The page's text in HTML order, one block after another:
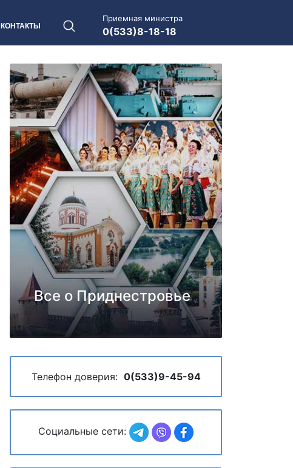
КОНТАКТЫ
Приемная министра
0(533)8-18-18
Все о Приднестровье
Телефон доверия: 0(533)9-45-94
Социальные сети: